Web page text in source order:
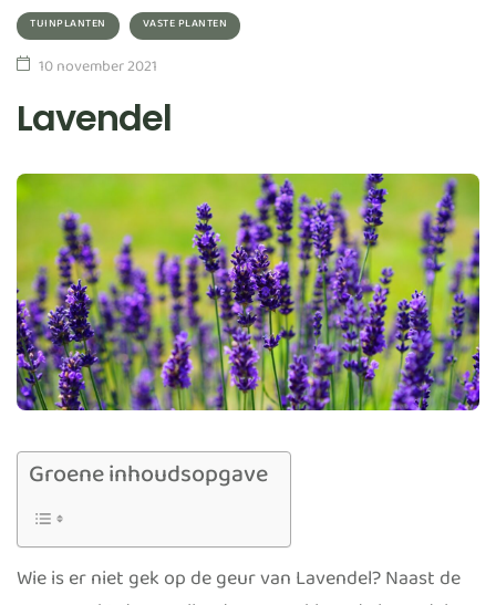
TUINPLANTEN VASTE PLANTEN
10 november 2021
Lavendel
Groene inhoudsopgave
Wie is er niet gek op de geur van Lavendel? Naast de